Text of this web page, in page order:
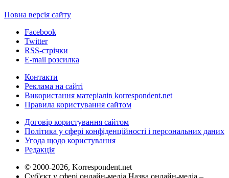
Повна версія сайту
Facebook
Twitter
RSS-стрічки
E-mail розсилка
Контакти
Реклама на сайті
Використання матеріалів korrespondent.net
Правила користування сайтом
Договір користування сайтом
Політика у сфері конфіденційності і персональних даних
Угода щодо користування
Редакція
© 2000-2026, Korrespondent.net
Суб'єкт у сфері онлайн-медіа Назва онлайн-медіа –